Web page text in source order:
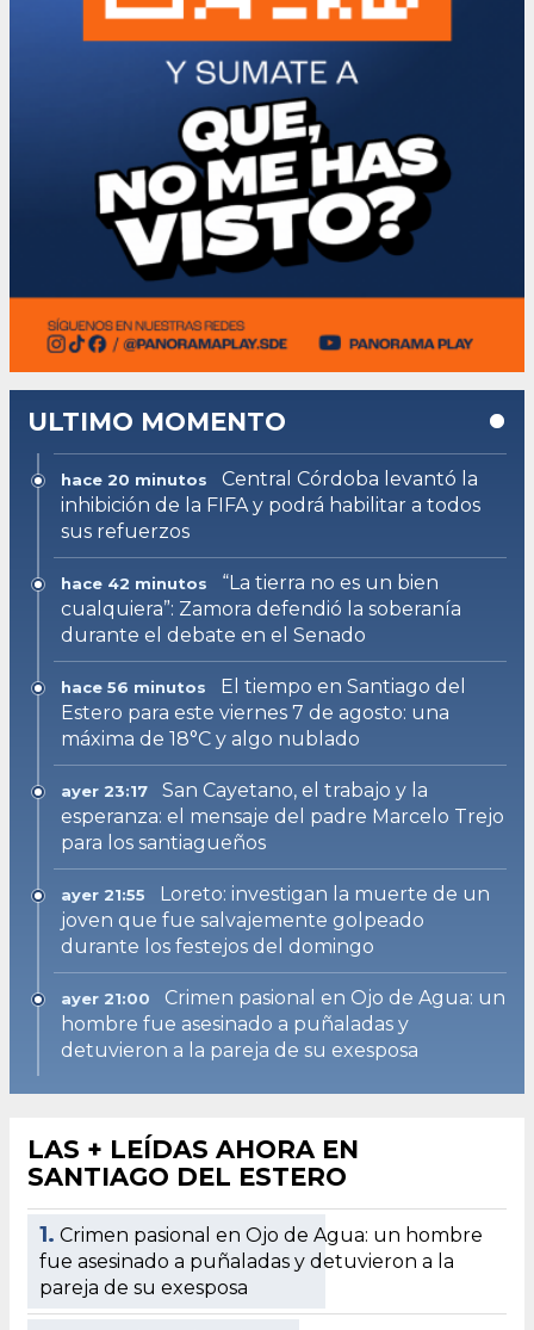
ULTIMO MOMENTO
hace 20 minutos
Central Córdoba levantó la
inhibición de la FIFA y podrá habilitar a todos
sus refuerzos
hace 42 minutos
“La tierra no es un bien
cualquiera”: Zamora defendió la soberanía
durante el debate en el Senado
hace 56 minutos
El tiempo en Santiago del
Estero para este viernes 7 de agosto: una
máxima de 18°C y algo nublado
ayer 23:17
San Cayetano, el trabajo y la
esperanza: el mensaje del padre Marcelo Trejo
para los santiagueños
ayer 21:55
Loreto: investigan la muerte de un
joven que fue salvajemente golpeado
durante los festejos del domingo
ayer 21:00
Crimen pasional en Ojo de Agua: un
hombre fue asesinado a puñaladas y
detuvieron a la pareja de su exesposa
LAS + LEÍDAS AHORA EN
SANTIAGO DEL ESTERO
1. Crimen pasional en Ojo de Agua: un hombre
fue asesinado a puñaladas y detuvieron a la
pareja de su exesposa